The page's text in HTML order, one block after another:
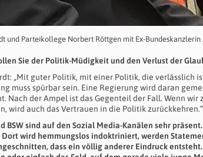
und Parteikollege Norbert Röttgen mit Ex-
Sie der Politik-Müdigkeit und den Verlust der
„Mit guter Politik, mit einer Politik, die verlässlich
muss spürbar sein. Eine Regierung wird daran
Nach der Ampel ist das Gegenteil der Fall. Wenn
wird auch das Vertrauen in die Politik zurückkehren.“
BSW sind auf den Sozial Media-Kanälen sehr
wird hemmungslos indoktriniert, werden
dass ein völlig anderer Eindruck